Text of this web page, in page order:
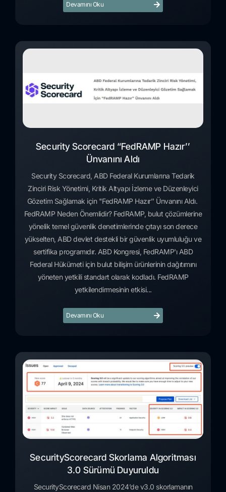
Devamını Oku
Security Scorecard “FedRAMP Hazır’’
Ünvanını Aldı
Security Scorecard, ABD Federal Kurumlarına Tedarik
Zinciri Risk Yönetimi, Kritik Altyapı İzleme ve Düzenleyici
Gözetim Sağlamak için "FedRAMP Hazır’’ Ünvanını Aldı.
FedRAMP Neden Önemlidir? FedRAMP, bulut çözümlerine
yönelik temel güvenlik denetimlerinde çıtayı son derece
yükselten, ABD devlet destekli bir güvenlik uyumluluğu ve
sertifika programıdır. ABD Kongresi, FedRAMP'ı ABD
Federal Hükümeti için bulut bilişim ürünlerinin dağıtımını
yöneten yetkili standart olarak kodladı. FedRAMP
yetkilendirmesinin etkisi...
Devamını Oku
SecurityScorecard Skorlama Algoritması
3.0 Sürümü Duyuruldu
SecurityScorecard Nisan 2024’de v3.0 skorlamanın